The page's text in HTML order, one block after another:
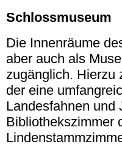
Schlossmuseum
Die Innenräume
aber auch als
zugänglich. Hierzu
der eine
Landesfahnen und
Bibliothekszimmer